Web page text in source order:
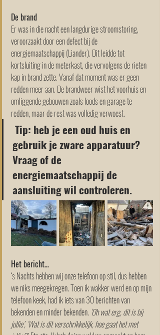
De brand
Er was in die nacht een langdurige stroomstoring,
veroorzaakt door een defect bij de
energiemaatschappij (Liander). Dit leidde tot
kortsluiting in de meterkast, die vervolgens de rieten
kap in brand zette. Vanaf dat moment was er geen
redden meer aan. De brandweer wist het voorhuis en
omliggende gebouwen zoals loods en garage te
redden, maar de rest was volledig verwoest.
Tip: heb je een oud huis en
gebruik je zware apparatuur?
Vraag of de
energiemaatschappij de
aansluiting wil controleren.
Het bericht…
‘s Nachts hebben wij onze telefoon op stil, dus hebben
we niks meegekregen. Toen ik wakker werd en op mijn
telefoon keek, had ik iets van 30 berichten van
bekenden en minder bekenden. ‘Oh wat erg, dit is bij
jullie’, ‘Wat is dit verschrikkelijk, hoe gaat het met